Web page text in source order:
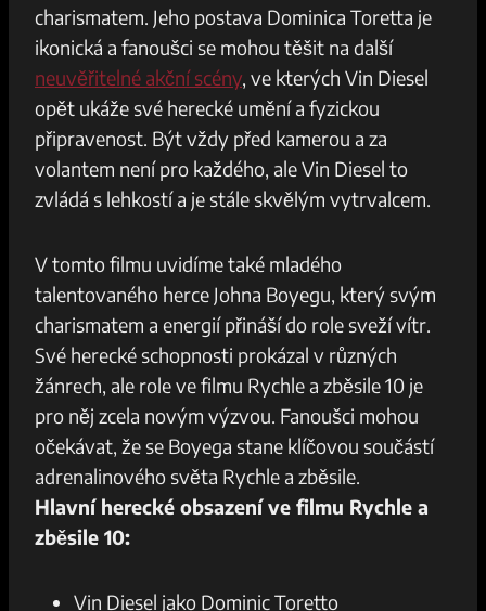
charismatem. Jeho ⁤postava Dominica Toretta je
ikonická a⁤ fanoušci se mohou těšit‍ na další
neuvěřitelné akční scény,‍ ve ⁤kterých ​Vin ‍Diesel
opět ⁤ukáže své herecké umění a fyzickou
připravenost. Být vždy⁢ před kamerou a za
volantem ​není pro každého, ale Vin ⁢Diesel ‍to​
zvládá s lehkostí a je stále skvělým​ vytrvalcem.
V tomto filmu⁤ uvidíme‌ také mladého
talentovaného herce Johna ‍Boyegu, který svým⁣
charismatem⁤ a energií‌ přináší do role ⁤sveží vítr.
Své herecké schopnosti prokázal v různých
žánrech, ale ‍role ve⁣ filmu Rychle a zběsile 10 je
pro ⁣něj zcela novým výzvou. Fanoušci⁣ mohou
očekávat, že se Boyega stane klíčovou součástí
adrenalinového světa Rychle ‌a zběsile.
Hlavní‌ herecké obsazení ⁤ve filmu​ Rychle‍ a
zběsile ⁢10:
Vin ⁤Diesel jako⁤ Dominic Toretto